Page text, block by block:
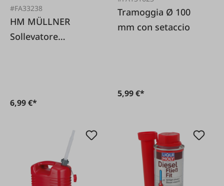
#FA33238
HM MÜLLNER
Sollevatore
6,99 €*
Tramoggia Ø 100
mm con setaccio
5,99 €*